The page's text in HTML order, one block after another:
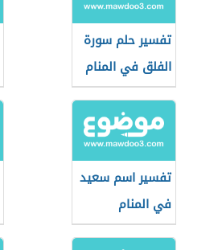
تفسير حلم سورة
الفلق في المنام
تفسير اسم سعيد
في المنام